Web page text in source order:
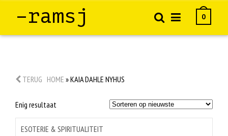
–ramsj 0
TERUG HOME »KAIA DAHLE NYHUS
Enig resultaat
ESOTERIE & SPIRITUALITEIT